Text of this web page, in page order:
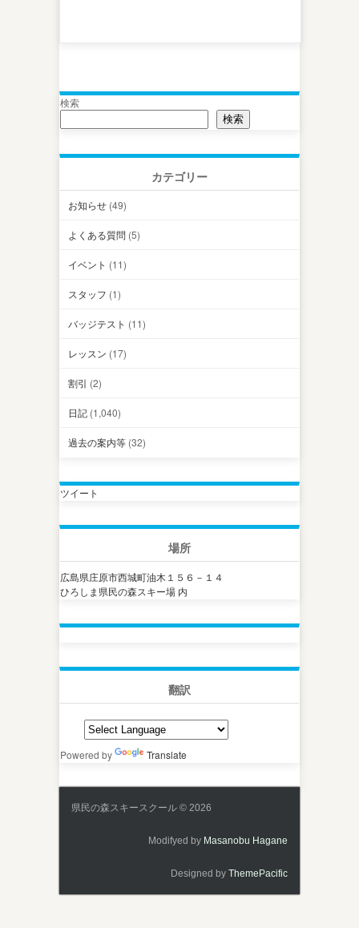
検索
検索
カテゴリー
お知らせ (49)
よくある質問 (5)
イベント (11)
スタッフ (1)
バッジテスト (11)
レッスン (17)
割引 (2)
日記 (1,040)
過去の案内等 (32)
ツイート
場所
広島県庄原市西城町油木１５６－１４
ひろしま県民の森スキー場 内
翻訳
Powered by Translate
県民の森スキースクール © 2026
Modifyed by Masanobu Hagane
Designed by ThemePacific